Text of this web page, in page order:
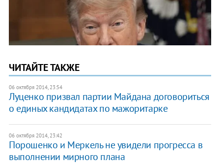
ЧИТАЙТЕ ТАКЖЕ
06 октября 2014, 23:54
Луценко призвал партии Майдана договориться
о единых кандидатах по мажоритарке
06 октября 2014, 23:42
Порошенко и Меркель не увидели прогресса в
выполнении мирного плана